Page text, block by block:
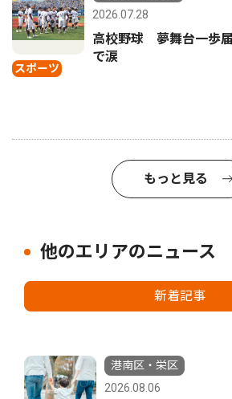
スポーツ
2026.07.28
高校野球 夢舞台一歩
で涙
もっと見る
他のエリアのニュース
新着記事
港南区・栄区
2026.08.06